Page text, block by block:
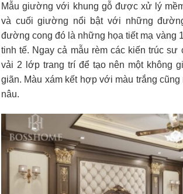
Mẫu giường với khung gỗ được xử lý
và cuối giường nổi bật với những
đường cong đó là những họa tiết mạ vàng
tinh tế. Ngay cả mẫu rèm các kiến trúc sư
vải 2 lớp trang trí để tạo nên một không
giãn. Màu xám kết hợp với màu trắng cũng
nâu.